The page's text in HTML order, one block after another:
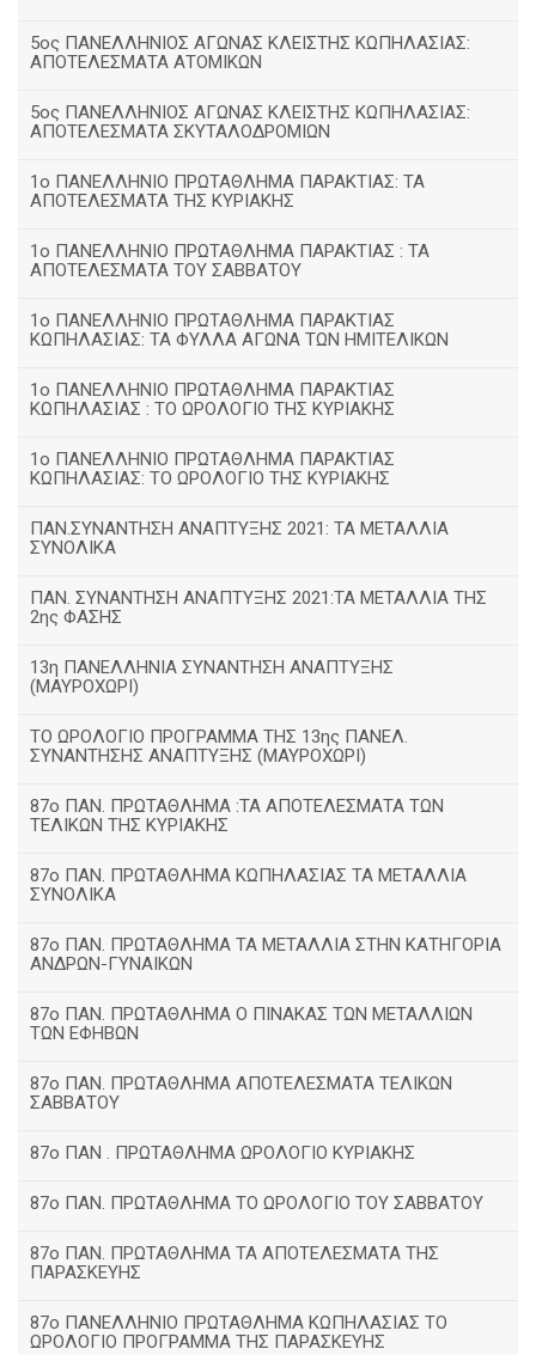
5ος ΠΑΝΕΛΛΗΝΙΟΣ ΑΓΩΝΑΣ ΚΛΕΙΣΤΗΣ ΚΩΠΗΛΑΣΙΑΣ:
ΑΠΟΤΕΛΕΣΜΑΤΑ ΑΤΟΜΙΚΩΝ
5ος ΠΑΝΕΛΛΗΝΙΟΣ ΑΓΩΝΑΣ ΚΛΕΙΣΤΗΣ ΚΩΠΗΛΑΣΙΑΣ:
ΑΠΟΤΕΛΕΣΜΑΤΑ ΣΚΥΤΑΛΟΔΡΟΜΙΩΝ
1ο ΠΑΝΕΛΛΗΝΙΟ ΠΡΩΤΑΘΛΗΜΑ ΠΑΡΑΚΤΙΑΣ: ΤΑ
ΑΠΟΤΕΛΕΣΜΑΤΑ ΤΗΣ ΚΥΡΙΑΚΗΣ
1ο ΠΑΝΕΛΛΗΝΙΟ ΠΡΩΤΑΘΛΗΜΑ ΠΑΡΑΚΤΙΑΣ : ΤΑ
ΑΠΟΤΕΛΕΣΜΑΤΑ ΤΟΥ ΣΑΒΒΑΤΟΥ
1ο ΠΑΝΕΛΛΗΝΙΟ ΠΡΩΤΑΘΛΗΜΑ ΠΑΡΑΚΤΙΑΣ
ΚΩΠΗΛΑΣΙΑΣ: ΤΑ ΦΥΛΛΑ ΑΓΩΝΑ ΤΩΝ ΗΜΙΤΕΛΙΚΩΝ
1ο ΠΑΝΕΛΛΗΝΙΟ ΠΡΩΤΑΘΛΗΜΑ ΠΑΡΑΚΤΙΑΣ
ΚΩΠΗΛΑΣΙΑΣ : ΤΟ ΩΡΟΛΟΓΙΟ ΤΗΣ ΚΥΡΙΑΚΗΣ
1o ΠΑΝΕΛΛΗΝΙΟ ΠΡΩΤΑΘΛΗΜΑ ΠΑΡΑΚΤΙΑΣ
ΚΩΠΗΛΑΣΙΑΣ: ΤΟ ΩΡΟΛΟΓΙΟ ΤΗΣ ΚΥΡΙΑΚΗΣ
ΠΑΝ.ΣΥΝΑΝΤΗΣΗ ΑΝΑΠΤΥΞΗΣ 2021: ΤΑ ΜΕΤΑΛΛΙΑ
ΣΥΝΟΛΙΚΑ
ΠΑΝ. ΣΥΝΑΝΤΗΣΗ ΑΝΑΠΤΥΞΗΣ 2021:ΤΑ ΜΕΤΑΛΛΙΑ ΤΗΣ
2ης ΦΑΣΗΣ
13η ΠΑΝΕΛΛΗΝΙΑ ΣΥΝΑΝΤΗΣΗ ΑΝΑΠΤΥΞΗΣ
(ΜΑΥΡΟΧΩΡΙ)
ΤΟ ΩΡΟΛΟΓΙΟ ΠΡΟΓΡΑΜΜΑ ΤΗΣ 13ης ΠΑΝΕΛ.
ΣΥΝΑΝΤΗΣΗΣ ΑΝΑΠΤΥΞΗΣ (ΜΑΥΡΟΧΩΡΙ)
87ο ΠΑΝ. ΠΡΩΤΑΘΛΗΜΑ :ΤΑ ΑΠΟΤΕΛΕΣΜΑΤΑ ΤΩΝ
ΤΕΛΙΚΩΝ ΤΗΣ ΚΥΡΙΑΚΗΣ
87ο ΠΑΝ. ΠΡΩΤΑΘΛΗΜΑ ΚΩΠΗΛΑΣΙΑΣ ΤΑ ΜΕΤΑΛΛΙΑ
ΣΥΝΟΛΙΚΑ
87ο ΠΑΝ. ΠΡΩΤΑΘΛΗΜΑ ΤΑ ΜΕΤΑΛΛΙΑ ΣΤΗΝ ΚΑΤΗΓΟΡΙΑ
ΑΝΔΡΩΝ-ΓΥΝΑΙΚΩΝ
87ο ΠΑΝ. ΠΡΩΤΑΘΛΗΜΑ Ο ΠΙΝΑΚΑΣ ΤΩΝ ΜΕΤΑΛΛΙΩΝ
ΤΩΝ ΕΦΗΒΩΝ
87ο ΠΑΝ. ΠΡΩΤΑΘΛΗΜΑ ΑΠΟΤΕΛΕΣΜΑΤΑ ΤΕΛΙΚΩΝ
ΣΑΒΒΑΤΟΥ
87ο ΠΑΝ . ΠΡΩΤΑΘΛΗΜΑ ΩΡΟΛΟΓΙΟ ΚΥΡΙΑΚΗΣ
87ο ΠΑΝ. ΠΡΩΤΑΘΛΗΜΑ ΤΟ ΩΡΟΛΟΓΙΟ ΤΟΥ ΣΑΒΒΑΤΟΥ
87ο ΠΑΝ. ΠΡΩΤΑΘΛΗΜΑ ΤΑ ΑΠΟΤΕΛΕΣΜΑΤΑ ΤΗΣ
ΠΑΡΑΣΚΕΥΗΣ
87ο ΠΑΝΕΛΛΗΝΙΟ ΠΡΩΤΑΘΛΗΜΑ ΚΩΠΗΛΑΣΙΑΣ ΤΟ
ΩΡΟΛΟΓΙΟ ΠΡΟΓΡΑΜΜΑ ΤΗΣ ΠΑΡΑΣΚΕΥΗΣ